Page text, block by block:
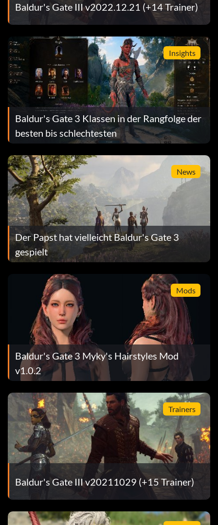
Baldur's Gate III v2022.12.21 (+14 Trainer)
Insights
Baldur's Gate 3 Klassen in der Rangfolge der
besten bis schlechtesten
News
Der Papst hat vielleicht Baldur's Gate 3
gespielt
Mods
Baldur's Gate 3 Myky's Hairstyles Mod
v1.0.2
Trainers
Baldur's Gate III v20211029 (+15 Trainer)